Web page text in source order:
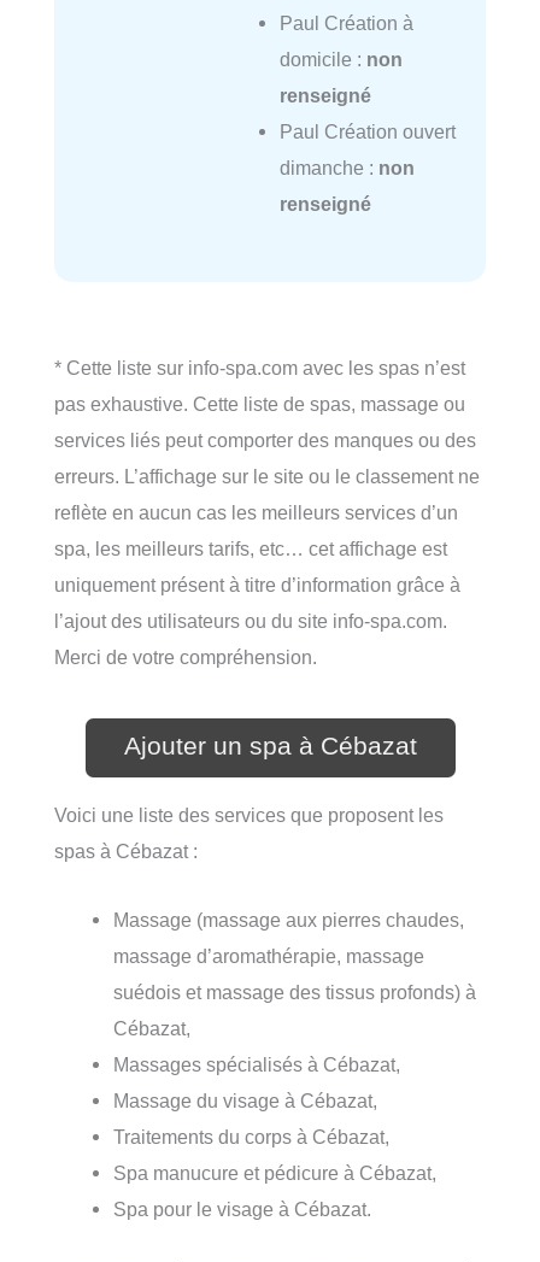
Paul Création à
domicile : non
renseigné
Paul Création ouvert
dimanche : non
renseigné
* Cette liste sur info-spa.com avec les spas n’est
pas exhaustive. Cette liste de spas, massage ou
services liés peut comporter des manques ou des
erreurs. L’affichage sur le site ou le classement ne
reflète en aucun cas les meilleurs services d’un
spa, les meilleurs tarifs, etc… cet affichage est
uniquement présent à titre d’information grâce à
l’ajout des utilisateurs ou du site info-spa.com.
Merci de votre compréhension.
Ajouter un spa à Cébazat
Voici une liste des services que proposent les
spas à Cébazat :
Massage (massage aux pierres chaudes,
massage d’aromathérapie, massage
suédois et massage des tissus profonds) à
Cébazat,
Massages spécialisés à Cébazat,
Massage du visage à Cébazat,
Traitements du corps à Cébazat,
Spa manucure et pédicure à Cébazat,
Spa pour le visage à Cébazat.